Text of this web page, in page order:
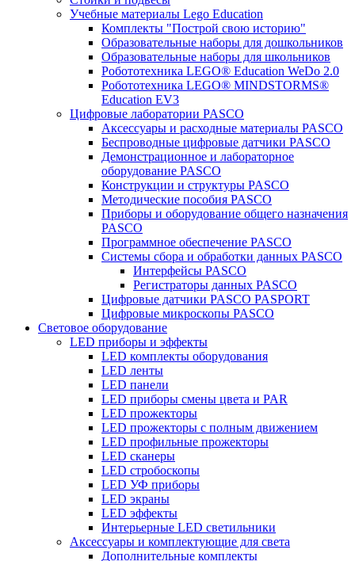
Учебные материалы Lego Education
Комплекты "Построй свою историю"
Образовательные наборы для дошкольников
Образовательные наборы для школьников
Робототехника LEGO® Education WeDo 2.0
Робототехника LEGO® MINDSTORMS®
Education EV3
Цифровые лаборатории PASCO
Аксессуары и расходные материалы PASCO
Беспроводные цифровые датчики PASCO
Демонстрационное и лабораторное
оборудование PASCO
Конструкции и структуры PASCO
Методические пособия PASCO
Приборы и оборудование общего назначения
PASCO
Программное обеспечение PASCO
Системы сбора и обработки данных PASCO
Интерфейсы PASCO
Регистраторы данных PASCO
Цифровые датчики PASCO PASPORT
Цифровые микроскопы PASCO
Световое оборудование
LED приборы и эффекты
LED комплекты оборудования
LED ленты
LED панели
LED приборы смены цвета и PAR
LED прожекторы
LED прожекторы с полным движением
LED профильные прожекторы
LED сканеры
LED стробоскопы
LED УФ приборы
LED экраны
LED эффекты
Интерьерные LED светильники
Аксессуары и комплектующие для света
Дополнительные комплекты